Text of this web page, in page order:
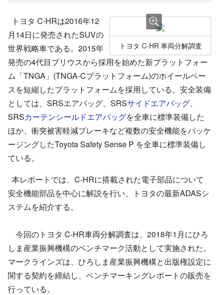
トヨタ C-HR 車両分解調査
トヨタ C-HRは2016年12
月14日に発売されたSUVの
世界戦略車である。2015年
発売の4代目プリウスから採用を始めた新プラットフォー
ム「TNGA」(TNGA-Cプラットフォーム)のホイールベー
スを短縮したプラットフォームを採用している。安全装備
としては、SRSエアバッグ、SRSサイドエアバッグ、
SRSカーテンシールドエアバッグを全車に標準装備した
ほか、衝突被害軽減ブレーキなど複数の安全機能をパッケ
ージングしたToyota Safety Sense P を全車に標準装備し
ている。
本レポートでは、C-HRに搭載された電子部品について
安全機能部品を中心に解説を行い、トヨタの最新ADASシ
ステムを紹介する。
今回のトヨタ C-HR車両分解調査は、2018年1月にひろ
しま産業振興機構のベンチマーク活動として実施された。
マークラインズは、ひろしま産業振興機構と出版権設定に
関する契約を締結し、ベンチマーキングレポートの販売を
行っている。